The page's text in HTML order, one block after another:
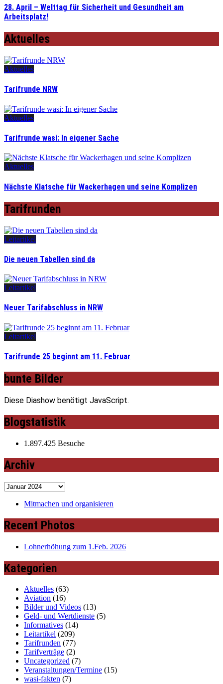
28. April – Welttag für Sicherheit und Gesundheit am
Arbeitsplatz!
Aktuelles
Aktuelles
Tarifrunde NRW
Aktuelles
Tarifrunde wasi: In eigener Sache
Aktuelles
Nächste Klatsche für Wackerhagen und seine Komplizen
Tarifrunden
Leitartikel
Die neuen Tabellen sind da
Leitartikel
Neuer Tarifabschluss in NRW
Leitartikel
Tarifrunde 25 beginnt am 11. Februar
bunte Bilder
Diese Diashow benötigt JavaScript.
Blogstatistik
1.897.425 Besuche
Archiv
Archiv
Mitmachen und organisieren
Recent Photos
Lohnerhöhung zum 1.Feb. 2026
Kategorien
Aktuelles (63)
Aviation (16)
Bilder und Videos (13)
Geld- und Wertdienste (5)
Informatives (14)
Leitartikel (209)
Tarifrunden (77)
Tarifverträge (2)
Uncategorized (7)
Veranstaltungen/Termine (15)
wasi-fakten (7)